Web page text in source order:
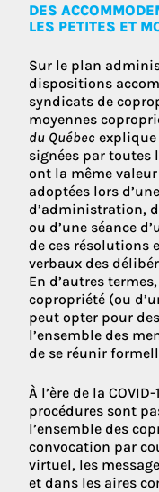
DES
LES PETITES ET
Sur le plan
dispositions
syndicats de
moyennes
du Québec explique
signées par toutes
ont la même
adoptées lors
d’administration,
ou d’une séance
de ces résolutions
verbaux des
En d’autres
copropriété (ou
peut opter pour
l’ensemble des
de se réunir
À l’ère de la
procédures sont
l’ensemble des
convocation par
virtuel, les
et dans les aires